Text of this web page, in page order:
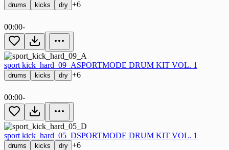
drums kicks dry +6
00:00-
sport kick_hard_09_ASPORTMODE DRUM KIT VOL. 1
drums kicks dry +6
00:00-
sport kick_hard_05_DSPORTMODE DRUM KIT VOL. 1
drums kicks dry +6